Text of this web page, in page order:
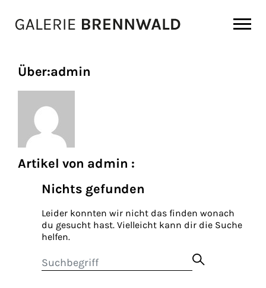
Über:admin
Artikel von admin :
Nichts gefunden
Leider konnten wir nicht das finden wonach
du gesucht hast. Vielleicht kann dir die Suche
helfen.